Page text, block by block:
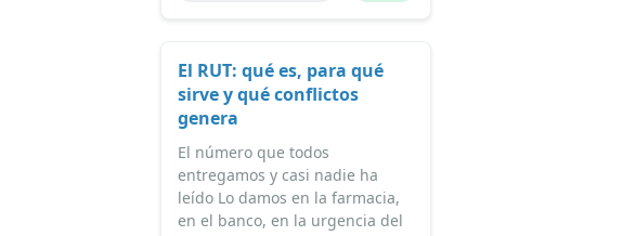
El RUT: qué es, para qué
sirve y qué conflictos
genera
El número que todos
entregamos y casi nadie ha
leído Lo damos en la farmacia,
en el banco, en la urgencia del